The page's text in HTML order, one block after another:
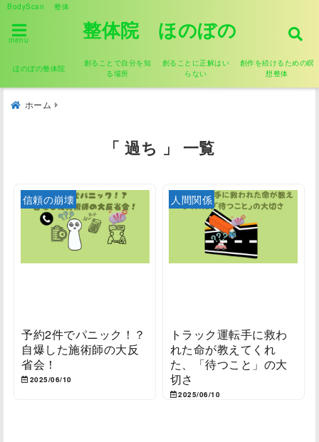
BodyScan 整体
menu 整体院 ほのぼの
ほのぼの整体院
創ることで自分を知
る場所
創ることに正解はい
らない
創作を続けるための瞑
想整体
ホーム
「 過ち 」 一覧
信頼の崩壊
予約2件でパニック！？
自爆した施術師の大反
省会！
2025/06/10
人間関係
トラック運転手に救わ
れた命が教えてくれ
た、「待つこと」の大
切さ
2025/06/10